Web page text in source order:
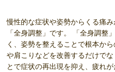
慢性的な症状や姿勢からくる痛
「全身調整」です。 「全身調整
く、姿勢を整えることで根本か
や肩こりなどを改善するだけで
とで症状の再出現を抑え、疲れ